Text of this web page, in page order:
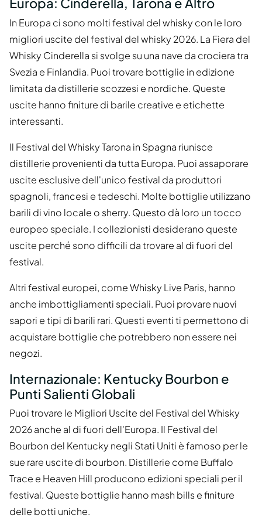
In Europa ci sono molti festival del whisky con le loro
migliori uscite del festival del whisky 2026. La Fiera del
Whisky Cinderella si svolge su una nave da crociera tra
Svezia e Finlandia. Puoi trovare bottiglie in edizione
limitata da distillerie scozzesi e nordiche. Queste
uscite hanno finiture di barile creative e etichette
interessanti.
Il Festival del Whisky Tarona in Spagna riunisce
distillerie provenienti da tutta Europa. Puoi assaporare
uscite esclusive dell'unico festival da produttori
spagnoli, francesi e tedeschi. Molte bottiglie utilizzano
barili di vino locale o sherry. Questo dà loro un tocco
europeo speciale. I collezionisti desiderano queste
uscite perché sono difficili da trovare al di fuori del
festival.
Altri festival europei, come Whisky Live Paris, hanno
anche imbottigliamenti speciali. Puoi provare nuovi
sapori e tipi di barili rari. Questi eventi ti permettono di
acquistare bottiglie che potrebbero non essere nei
negozi.
Internazionale: Kentucky Bourbon e
Punti Salienti Globali
Puoi trovare le Migliori Uscite del Festival del Whisky
2026 anche al di fuori dell'Europa. Il Festival del
Bourbon del Kentucky negli Stati Uniti è famoso per le
sue rare uscite di bourbon. Distillerie come Buffalo
Trace e Heaven Hill producono edizioni speciali per il
festival. Queste bottiglie hanno mash bills e finiture
delle botti uniche.